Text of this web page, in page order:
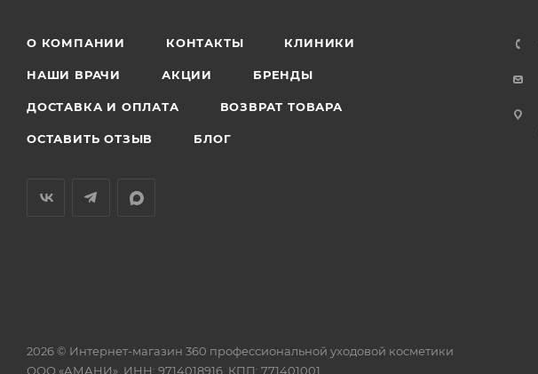
О КОМПАНИИ КОНТАКТЫ КЛИНИКИ
НАШИ ВРАЧИ АКЦИИ БРЕНДЫ
ДОСТАВКА И ОПЛАТА ВОЗВРАТ ТОВАРА
ОСТАВИТЬ ОТЗЫВ БЛОГ
2026 © Интернет-магазин 360 профессиональной уходовой косметики
ООО «АМАНИ», ИНН: 9714018916, КПП: 771401001